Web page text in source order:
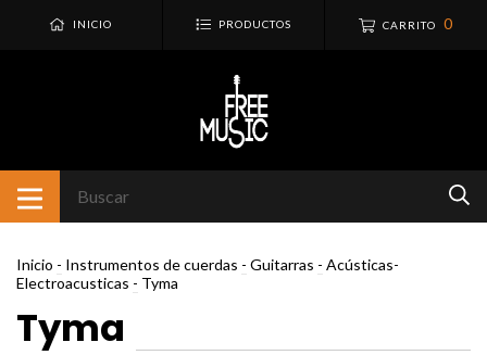
INICIO PRODUCTOS CARRITO 0
Inicio - Instrumentos de cuerdas - Guitarras - Acústicas-
Electroacusticas - Tyma
Tyma